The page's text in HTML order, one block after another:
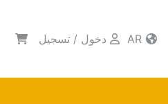
دخول / تسجيل